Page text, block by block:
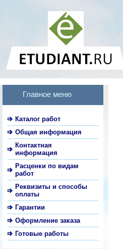
Главное меню
Каталог работ
Общая информация
Контактная
информация
Расценки по видам
работ
Реквизиты и способы
оплаты
Гарантии
Оформление заказа
Готовые работы